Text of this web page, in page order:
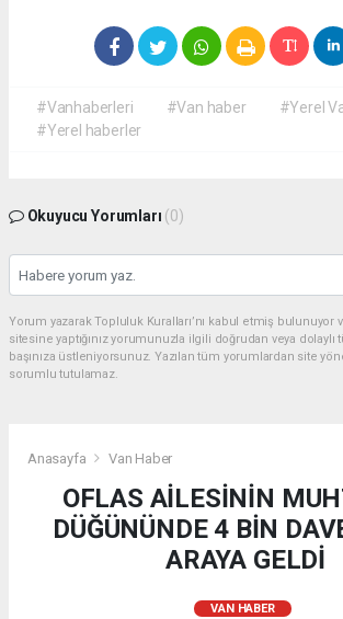
#Vanhaberleri #Van haber
#Yerel
#Yerel haberler
Okuyucu Yorumları (0)
Yorum yazarak Topluluk Kuralları’nı kabul etmiş bulunuyor
sitesine yaptığınız yorumunuzla ilgili doğrudan veya
başınıza üstleniyorsunuz. Yazılan tüm yorumlardan site
sorumlu tutulamaz.
Anasayfa Van Haber
OFLAS AİLESİNİN
DÜĞÜNÜNDE 4 BİN
ARAYA GELDİ
VAN HABER